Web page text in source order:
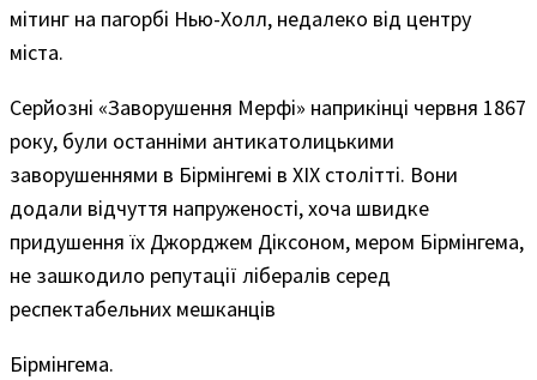
мітинг на пагорбі Нью-Холл, недалеко від центру
міста.
Серйозні «Заворушення Мерфі» наприкінці червня 1867
року, були останніми антикатолицькими
заворушеннями в Бірмінгемі в ХІХ столітті. Вони
додали відчуття напруженості, хоча швидке
придушення їх Джорджем Діксоном, мером Бірмінгема,
не зашкодило репутації лібералів серед
респектабельних мешканців
Бірмінгема.